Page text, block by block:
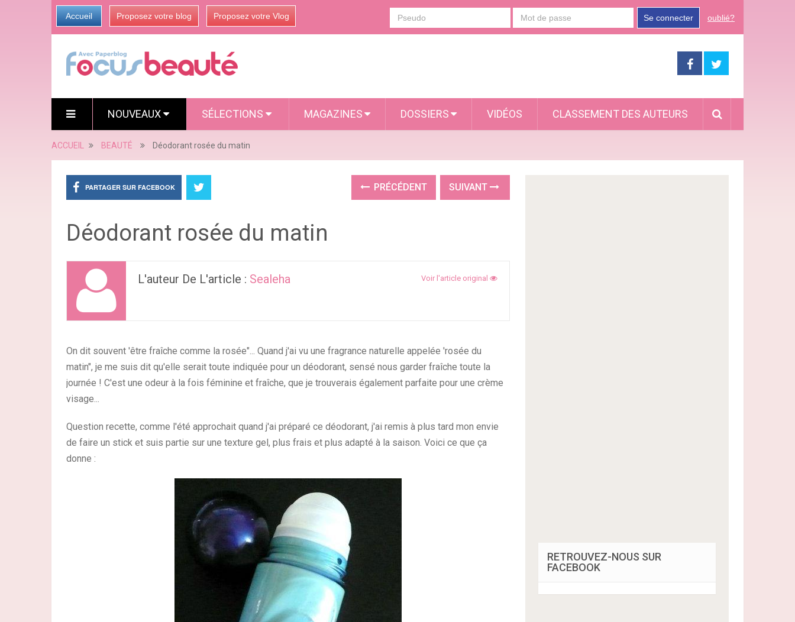
Accueil Proposez votre blog Proposez votre Vlog Se connecter oublié?
NOUVEAUX SÉLECTIONS MAGAZINES DOSSIERS VIDÉOS CLASSEMENT DES AUTEURS
ACCUEIL BEAUTÉ Déodorant rosée du matin
PARTAGER SUR FACEBOOK PRÉCÉDENT SUIVANT
Déodorant rosée du matin
L'auteur De L'article : Sealeha Voir l'article original
On dit souvent 'être fraîche comme la rosée"... Quand j'ai vu une fragrance naturelle appelée 'rosée du
matin", je me suis dit qu'elle serait toute indiquée pour un déodorant, sensé nous garder fraîche toute la
journée ! C'est une odeur à la fois féminine et fraîche, que je trouverais également parfaite pour une crème
visage...
Question recette, comme l'été approchait quand j'ai préparé ce déodorant, j'ai remis à plus tard mon envie
de faire un stick et suis partie sur une texture gel, plus frais et plus adapté à la saison. Voici ce que ça
donne :
RETROUVEZ-NOUS SUR
FACEBOOK